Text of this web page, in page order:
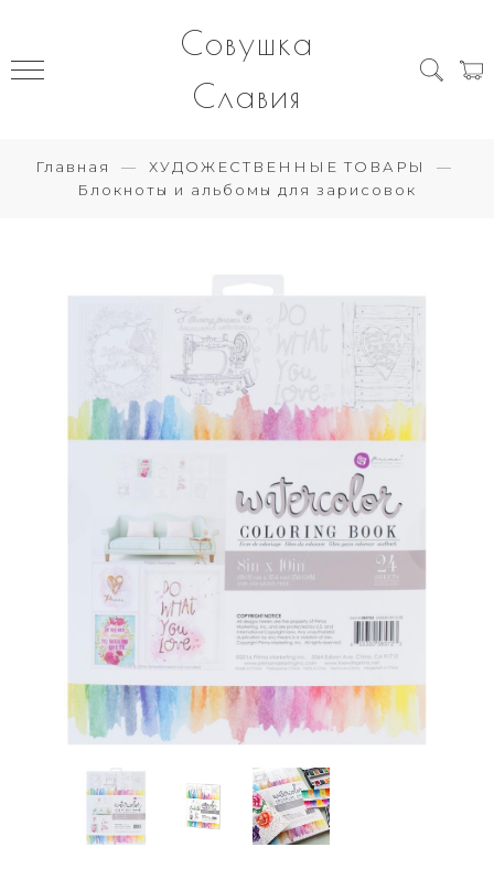
Совушка
Славия
Главная
ХУДОЖЕСТВЕННЫЕ ТОВАРЫ
Блокноты и альбомы для зарисовок